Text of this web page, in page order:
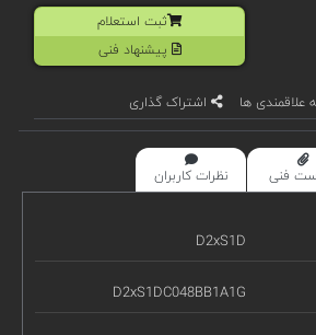
ثبت استعلام
پیشنهاد فنی
علاقمندی ها اشتراک گذاری
فنی نظرات کاربران
D2xS1D
D2xS1DC048BB1A1G